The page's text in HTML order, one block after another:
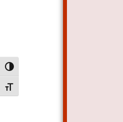
Alternar alto contraste
Alternar tamanho da fonte